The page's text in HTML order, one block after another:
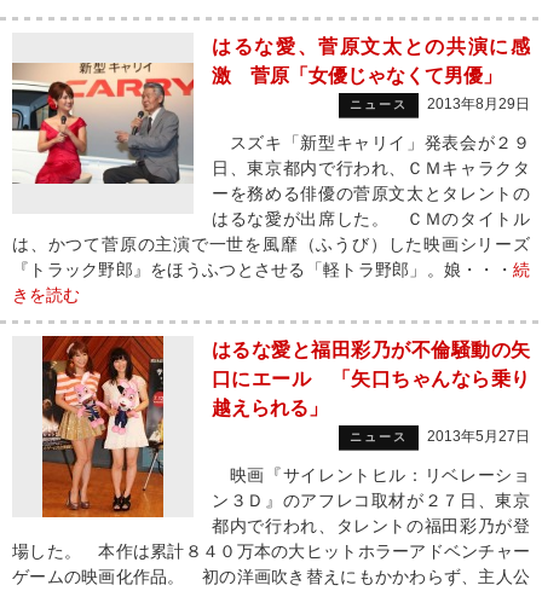
はるな愛、菅原文太との共演に感
激 菅原「女優じゃなくて男優」
ニュース 2013年8月29日
スズキ「新型キャリイ」発表会が２９
日、東京都内で行われ、ＣＭキャラクタ
ーを務める俳優の菅原文太とタレントの
はるな愛が出席した。 ＣＭのタイトル
は、かつて菅原の主演で一世を風靡（ふうび）した映画シリーズ
『トラック野郎』をほうふつとさせる「軽トラ野郎」。娘・・・ 続
きを読む
はるな愛と福田彩乃が不倫騒動の矢
口にエール 「矢口ちゃんなら乗り
越えられる」
ニュース 2013年5月27日
映画『サイレントヒル：リベレーショ
ン３Ｄ』のアフレコ取材が２７日、東京
都内で行われ、タレントの福田彩乃が登
場した。 本作は累計８４０万本の大ヒットホラーアドベンチャー
ゲームの映画化作品。 初の洋画吹き替えにもかかわらず、主人公